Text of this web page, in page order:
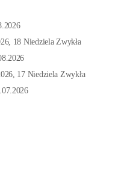
18 Niedziela Zwykła
17 Niedziela Zwykła